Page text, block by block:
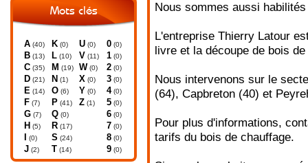
Mots clés
A (40)
B (13)
C (35)
D (21)
E (14)
F (7)
G (7)
H (5)
(0)
J (2)
K (0)
L (10)
M (19)
N (1)
O (6)
P (41)
Q (0)
R (17)
S (24)
T (14)
U (0)
V (11)
W (0)
X (0)
Y (0)
Z (1)
0 (0)
1 (0)
2 (0)
3 (0)
4(0)
5 (0)
6 (0)
7 (0)
8 (0)
9 (0)
Nous sommes aussi
L'entreprise Thierry Latour
livre et la découpe de bois
Nous intervenons sur le
(64), Capbreton (40) et
Pour plus d'informations,
tarifs du bois de chauffage.